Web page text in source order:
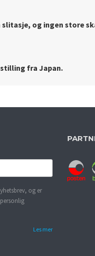
og ingen store
fra Japan.
og er
Les mer